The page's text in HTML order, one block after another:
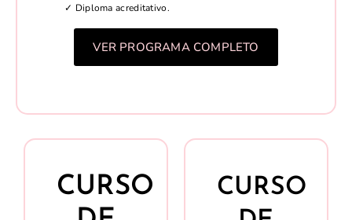
✓ Diploma acreditativo.
VER PROGRAMA COMPLETO
CURSO
CURSO